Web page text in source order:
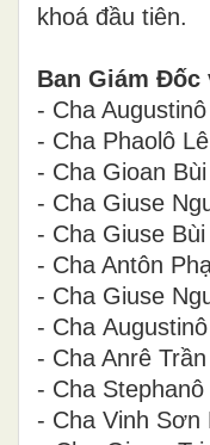
khoá đầu tiên.
Ban Giám Ðốc
- Cha
- Cha Phaolô
- Cha Gioan
- Cha Giuse
- Cha Giuse
- Cha Antôn
- Cha Giuse
- Cha Augustinô
- Cha Anrê
- Cha
- Cha Vinh Sơn